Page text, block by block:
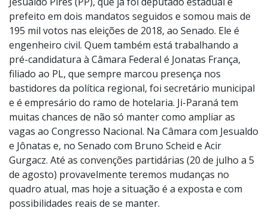
prefeito em dois mandatos seguidos e somou mais de
195 mil votos nas eleições de 2018, ao Senado. Ele é
engenheiro civil. Quem também está trabalhando a
pré-candidatura à Câmara Federal é Jonatas França,
filiado ao PL, que sempre marcou presença nos
bastidores da política regional, foi secretário municipal
e é empresário do ramo de hotelaria. Ji-Paraná tem
muitas chances de não só manter como ampliar as
vagas ao Congresso Nacional. Na Câmara com Jesualdo
e Jônatas e, no Senado com Bruno Scheid e Acir
Gurgacz. Até as convenções partidárias (20 de julho a 5
de agosto) provavelmente teremos mudanças no
quadro atual, mas hoje a situação é a exposta e com
possibilidades reais de se manter.